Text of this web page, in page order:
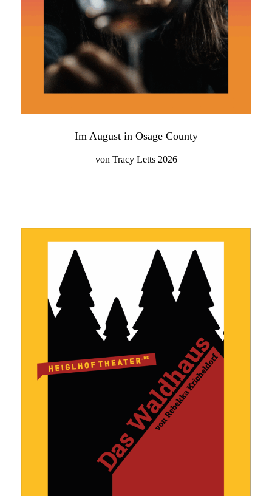
Im August in Osage County
von Tracy Letts 2026